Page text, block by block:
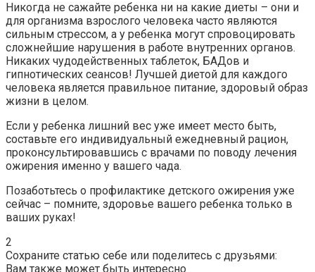
Никогда не сажайте ребенка ни на какие диеты – они и
для организма взрослого человека часто являются
сильным стрессом, а у ребенка могут спровоцировать
сложнейшие нарушения в работе внутренних органов.
Никаких чудодейственных таблеток, БАДов и
гипнотических сеансов! Лучшей диетой для каждого
человека является правильное питание, здоровый образ
жизни в целом.
Если у ребенка лишний вес уже имеет место быть,
составьте его индивидуальный ежедневный рацион,
проконсультировавшись с врачами по поводу лечения
ожирения именно у вашего чада.
Позаботьтесь о профилактике детского ожирения уже
сейчас – помните, здоровье вашего ребенка только в
ваших руках!
2
Сохраните статью себе или поделитесь с друзьями:
Вам также может быть интересно